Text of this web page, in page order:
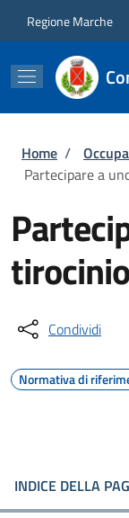
Regione Marche
Briciole
Home /
Partecipare a
tirocinio
Condividi
Normativa di
INDICE DELLA